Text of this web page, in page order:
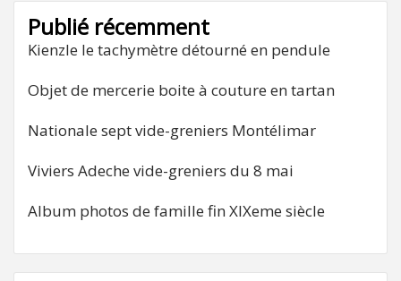
Publié récemment
Kienzle le tachymètre détourné en pendule
Objet de mercerie boite à couture en tartan
Nationale sept vide-greniers Montélimar
Viviers Adeche vide-greniers du 8 mai
Album photos de famille fin XIXeme siècle